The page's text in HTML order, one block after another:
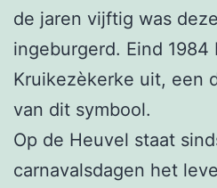
de jaren vijftig was
ingeburgerd. Eind
Kruikezèkerke uit, een
van dit symbool.
Op de Heuvel staat
carnavalsdagen het